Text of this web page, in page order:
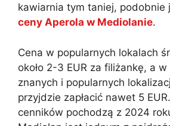
kawiarnia tym taniej, podobnie
ceny Aperola w Mediolanie.
Cena w popularnych lokalach
około 2-3 EUR za filiżankę, a
znanych i popularnych
przyjdzie zapłacić nawet 5
cenników pochodzą z 2024